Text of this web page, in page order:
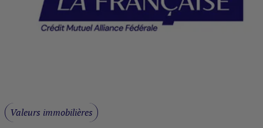
Valeurs immobilières